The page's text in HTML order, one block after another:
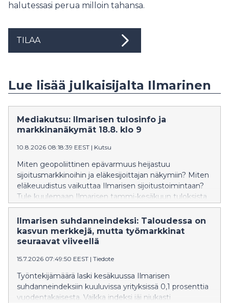
halutessasi perua milloin tahansa.
TILAA
Lue lisää julkaisijalta Ilmarinen
Mediakutsu: Ilmarisen tulosinfo ja
markkinanäkymät 18.8. klo 9
10.8.2026 08:18:39 EEST | Kutsu
Miten geopoliittinen epävarmuus heijastuu
sijoitusmarkkinoihin ja eläkesijoittajan näkymiin? Miten
eläkeuudistus vaikuttaa Ilmarisen sijoitustoimintaan?
Tule kuulemaan Ilmarisen tammi-kesäkuun tuloksista
sekä markkinanäkymistä.
Ilmarisen suhdanneindeksi: Taloudessa on
kasvun merkkejä, mutta työmarkkinat
seuraavat viiveellä
15.7.2026 07:49:50 EEST | Tiedote
Työntekijämäärä laski kesäkuussa Ilmarisen
suhdanneindeksiin kuuluvissa yrityksissä 0,1 prosenttia
vuodentakaisesta. Vaikka indeksi jäi niukasti